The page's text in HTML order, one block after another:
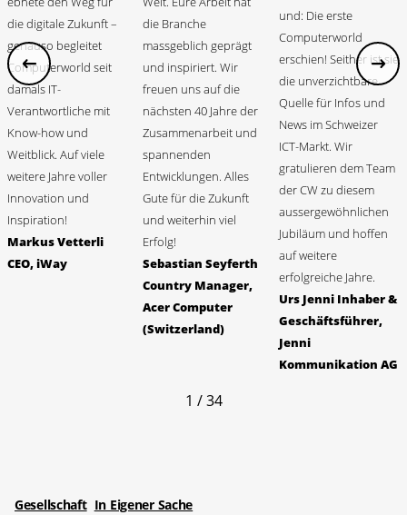
die digitale Zukunft –
genauso begleitet
Computerworld seit
damals IT-
Verantwortliche mit
Know-how und
Weitblick. Auf viele
weitere Jahre voller
Innovation und
Inspiration!
Markus Vetterli
CEO, iWay
die Branche
massgeblich geprägt
und inspiriert. Wir
freuen uns auf die
nächsten 40 Jahre der
Zusammenarbeit und
spannenden
Entwicklungen. Alles
Gute für die Zukunft
und weiterhin viel
Erfolg!
Sebastian Seyferth
Country Manager,
Acer Computer
(Switzerland)
und: Die erste
Computerworld
erschien! Seither ist sie
die unverzichtbare
Quelle für Infos und
News im Schweizer
ICT-Markt. Wir
gratulieren dem Team
der CW zu diesem
aussergewöhnlichen
Jubiläum und hoffen
auf weitere
erfolgreiche Jahre.
Urs Jenni Inhaber &
Geschäftsführer,
Jenni
Kommunikation AG
1 / 34
Gesellschaft In Eigener Sache